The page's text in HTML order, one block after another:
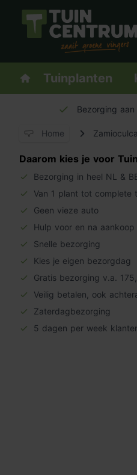
Logo Tuincentrum.be
Homepage
Tuinplanten
Bezorging
Home
Daarom kies je voor
Bezorging in heel NL &
Van 1 plant tot complete
Geen vieze auto
Hulp voor en na aankoop
Snelle bezorging
Kies je eigen bezorgdag
Gratis bezorging v.a.
Veilig betalen, ook
Zaterdagbezorging
5 dagen per week